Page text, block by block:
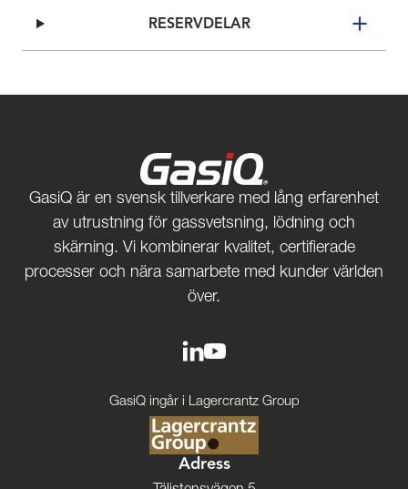
RESERVDELAR
GasiQ är en svensk tillverkare med lång erfarenhet
av utrustning för gassvetsning, lödning och
skärning. Vi kombinerar kvalitet, certifierade
processer och nära samarbete med kunder världen
över.
GasiQ ingår i Lagercrantz Group
Adress